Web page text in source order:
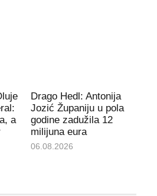
a
Drago Hedl: Antonija
Jozić Županiju u pola
godine zadužila 12
milijuna eura
06.08.2026